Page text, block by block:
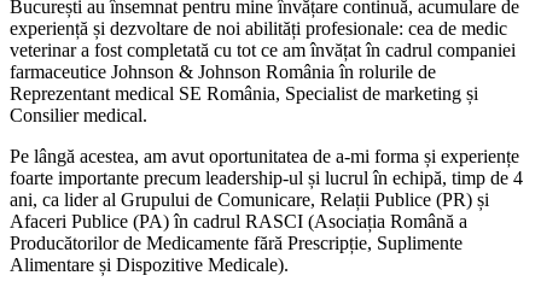
București au însemnat pentru mine învățare continuă, acumulare de
experiență și dezvoltare de noi abilități profesionale: cea de medic
veterinar a fost completată cu tot ce am învățat în cadrul companiei
farmaceutice Johnson & Johnson România în rolurile de
Reprezentant medical SE România, Specialist de marketing și
Consilier medical.
Pe lângă acestea, am avut oportunitatea de a-mi forma și experiențe
foarte importante precum leadership-ul și lucrul în echipă, timp de 4
ani, ca lider al Grupului de Comunicare, Relații Publice (PR) și
Afaceri Publice (PA) în cadrul RASCI (Asociația Română a
Producătorilor de Medicamente fără Prescripție, Suplimente
Alimentare și Dispozitive Medicale).